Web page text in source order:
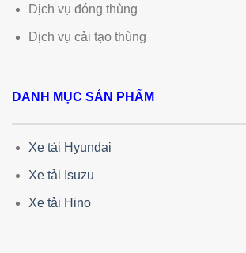
Dịch vụ đóng thùng
Dịch vụ cải tạo thùng
DANH MỤC SẢN PHẨM
Xe tải Hyundai
Xe tải Isuzu
Xe tải Hino